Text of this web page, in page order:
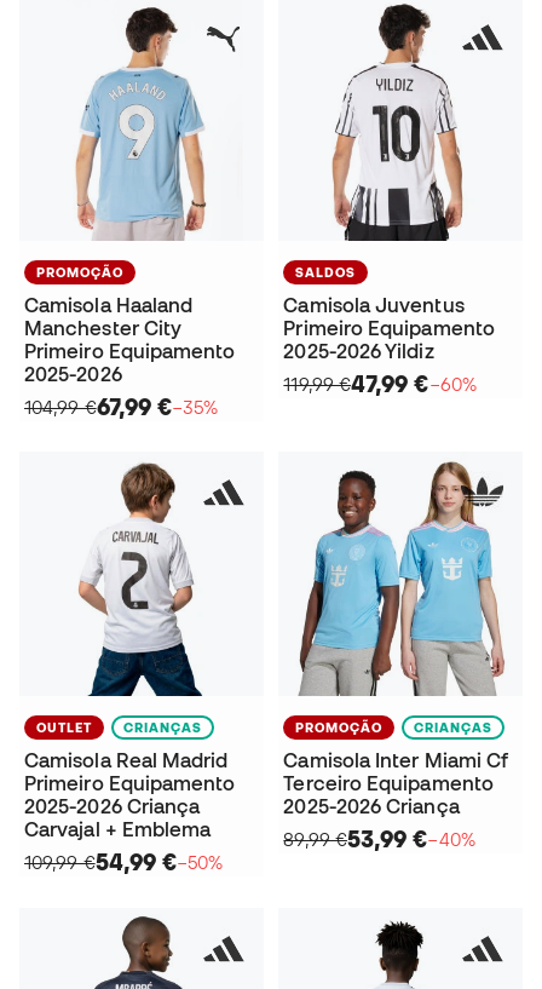
PROMOÇÃO
Camisola Haaland
Manchester City
Primeiro Equipamento
2025-2026
104,99 €67,99 €−35%
SALDOS
Camisola Juventus
Primeiro Equipamento
2025-2026 Yildiz
119,99 €47,99 €−60%
OUTLET CRIANÇAS
Camisola Real Madrid
Primeiro Equipamento
2025-2026 Criança
Carvajal + Emblema
109,99 €54,99 €−50%
PROMOÇÃO CRIANÇAS
Camisola Inter Miami Cf
Terceiro Equipamento
2025-2026 Criança
89,99 €53,99 €−40%